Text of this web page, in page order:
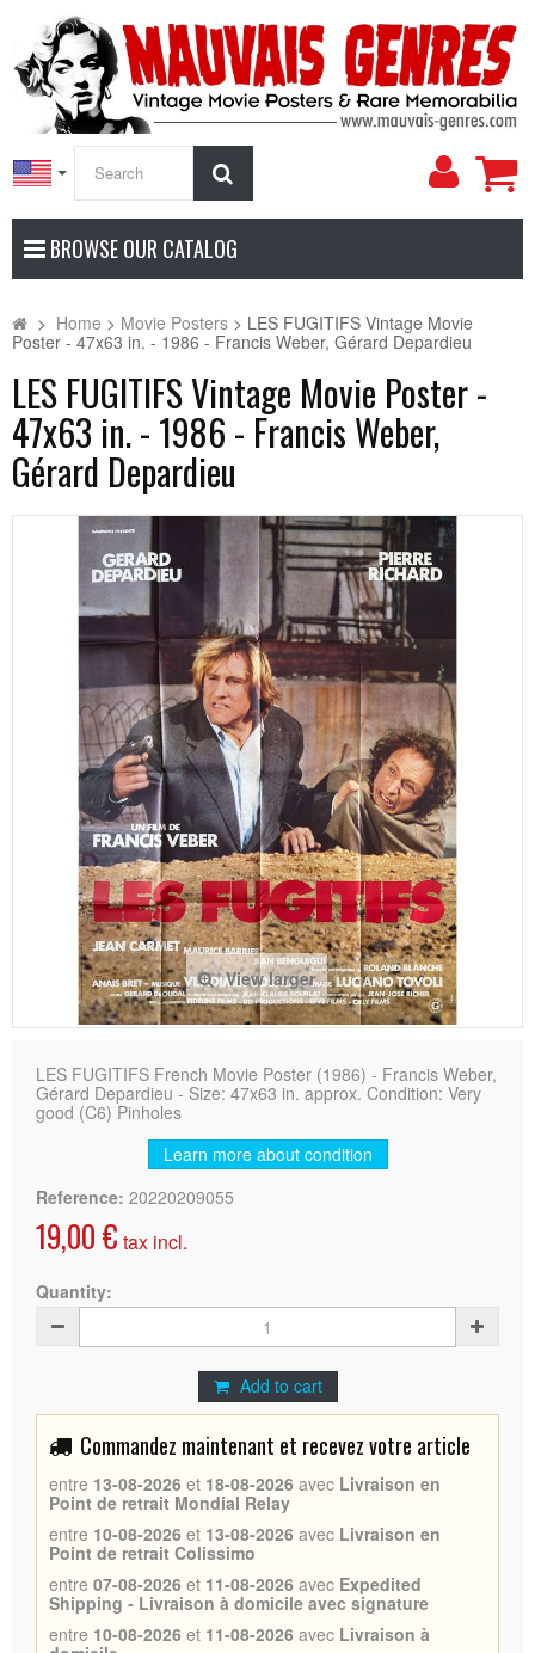
My
BROWSE OUR CATALOG
> Home > Movie Posters > LES FUGITIFS Vintage Movie
Poster - 47x63 in. - 1986 - Francis Weber, Gérard Depardieu
LES FUGITIFS Vintage Movie Poster -
47x63 in. - 1986 - Francis Weber,
Gérard Depardieu
View larger
LES FUGITIFS French Movie Poster (1986) - Francis Weber,
Gérard Depardieu - Size: 47x63 in. approx. Condition: Very
good (C6) Pinholes
Learn more about condition
Reference: 20220209055
19,00 € tax incl.
Quantity:
Add to cart
Commandez maintenant et recevez votre article
entre 13-08-2026 et 18-08-2026 avec Livraison en
Point de retrait Mondial Relay
entre 10-08-2026 et 13-08-2026 avec Livraison en
Point de retrait Colissimo
entre 07-08-2026 et 11-08-2026 avec Expedited
Shipping - Livraison à domicile avec signature
entre 10-08-2026 et 11-08-2026 avec Livraison à